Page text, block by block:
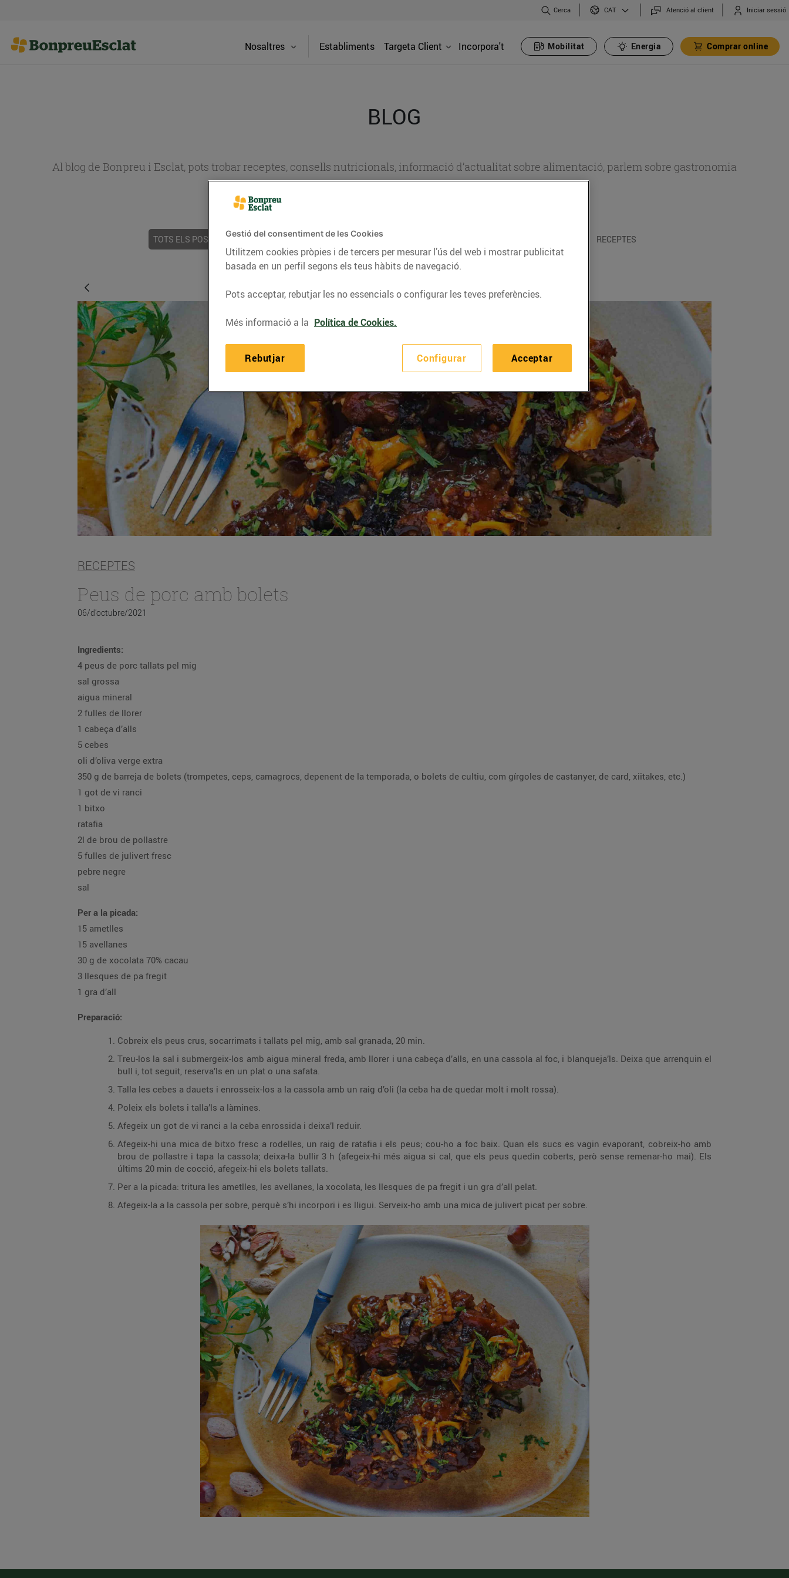
Cerca CAT Atenció al client Iniciar sessió
Nosaltres Establiments Targeta Client Incorpora't Mobilitat Energia Comprar online
BLOG
Al blog de Bonpreu i Esclat, pots trobar receptes, consells nutricionals, informació d’actualitat sobre alimentació, parlem sobre gastronomia
TOTS ELS POSTS ACTUALITAT CONSELLS I HÀBITS SALUDABLES RECEPTES
RECEPTES
Peus de porc amb bolets
06/d’octubre/2021
Ingredients:
4 peus de porc tallats pel mig
sal grossa
aigua mineral
2 fulles de llorer
1 cabeça d’alls
5 cebes
oli d’oliva verge extra
350 g de barreja de bolets (trompetes, ceps, camagrocs, depenent de la temporada, o bolets de cultiu, com gírgoles de castanyer, de card, xiitakes, etc.)
1 got de vi ranci
1 bitxo
ratafia
2l de brou de pollastre
5 fulles de julivert fresc
pebre negre
sal
Per a la picada:
15 ametlles
15 avellanes
30 g de xocolata 70% cacau
3 llesques de pa fregit
1 gra d’all
Preparació:
Cobreix els peus crus, socarrimats i tallats pel mig, amb sal granada, 20 min.
Treu-los la sal i submergeix-los amb aigua mineral freda, amb llorer i una cabeça d’alls, en una cassola al foc, i blanqueja’ls. Deixa que arrenquin el
bull i, tot seguit, reserva’ls en un plat o una safata.
Talla les cebes a dauets i enrosseix-los a la cassola amb un raig d’oli (la ceba ha de quedar molt i molt rossa).
Poleix els bolets i talla’ls a làmines.
Afegeix un got de vi ranci a la ceba enrossida i deixa’l reduir.
Afegeix-hi una mica de bitxo fresc a rodelles, un raig de ratafia i els peus; cou-ho a foc baix. Quan els sucs es vagin evaporant, cobreix-ho amb
brou de pollastre i tapa la cassola; deixa-la bullir 3 h (afegeix-hi més aigua si cal, que els peus quedin coberts, però sense remenar-ho mai). Els
últims 20 min de cocció, afegeix-hi els bolets tallats.
Per a la picada: tritura les ametlles, les avellanes, la xocolata, les llesques de pa fregit i un gra d’all pelat.
Afegeix-la a la cassola per sobre, perquè s’hi incorpori i es lligui. Serveix-ho amb una mica de julivert picat per sobre.
Gestió del consentiment de les Cookies
Utilitzem cookies pròpies i de tercers per mesurar l’ús del web i mostrar publicitat
basada en un perfil segons els teus hàbits de navegació.
Pots acceptar, rebutjar les no essencials o configurar les teves preferències.
Més informació a la Política de Cookies.
Configurar
Rebutjar Acceptar